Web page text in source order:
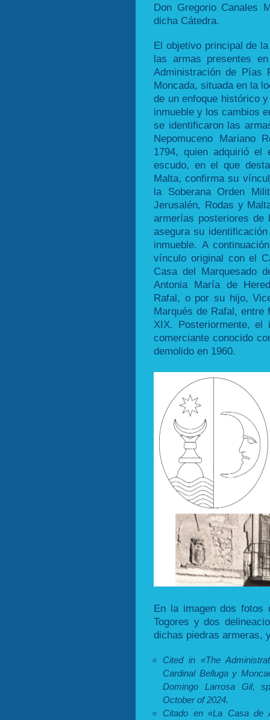
Don Gregorio Canales
dicha Cátedra.
El objetivo principal de
las armas presentes
Administración de Pías
Moncada, situada en la
de un enfoque histórico
inmueble y los cambios
se identificaron las
Nepomuceno Mariano
1794, quien adquirió el
escudo, en el que
Malta, confirma su
la Soberana Orden
Jerusalén, Rodas y
armerías posteriores de
asegura su
inmueble. A
vínculo original con el
Casa del Marquesado
Antonia María de
Rafal, o por su hijo,
Marqués de Rafal,
XIX. Posteriormente, el
comerciante conocido
demolido en 1960.
En la imagen dos fotos
Togores y dos
dichas piedras armeras,
Cited in «The
Cardinal Belluga y
Domingo Larrosa Gil,
October of 2024.
Citado en «La Casa de